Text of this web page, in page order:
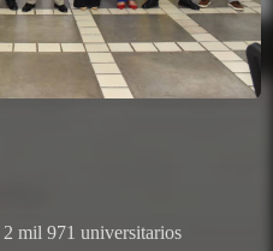
mil 971 universitarios